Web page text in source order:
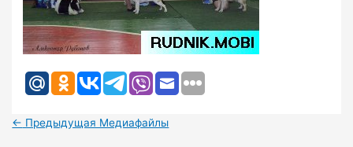
← Предыдущая Медиафайлы